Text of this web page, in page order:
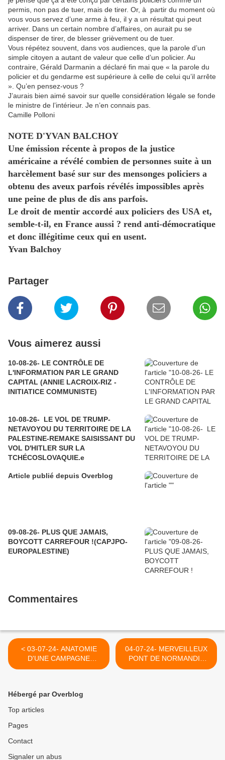
permis, non pas de tuer, mais de tirer. Or, à partir du moment où
vous vous servez d’une arme à feu, il y a un résultat qui peut
arriver. Dans un certain nombre d’affaires, on aurait pu se
dispenser de tirer, de blesser grièvement ou de tuer.
Vous répétez souvent, dans vos audiences, que la parole d’un
simple citoyen a autant de valeur que celle d’un policier. Au
contraire, Gérald Darmanin a déclaré fin mai que « la parole du
policier et du gendarme est supérieure à celle de celui qu’il arrête
». Qu’en pensez-vous ?
J’aurais bien aimé savoir sur quelle considération légale se fonde
le ministre de l’intérieur. Je n’en connais pas.
Camille Polloni
NOTE D'YVAN BALCHOY
Une émission récente à propos de la justice
américaine a révélé combien de personnes suite à un
harcèlement basé sur sur des mensonges policiers a
obtenu des aveux parfois révélés impossibles après
une peine de plus de dis ans parfois.
Le droit de mentir accordé aux policiers des USA et,
semble-t-il, en France aussi ? rend anti-démocratique
et donc illégitime ceux qui en usent.
Yvan Balchoy
Partager
Vous aimerez aussi
10-08-26- LE CONTRÔLE DE
L'INFORMATION PAR LE GRAND
CAPITAL (ANNIE LACROIX-RIZ -
INITIATICE COMMUNISTE)
10-08-26- LE VOL DE TRUMP-
NETAVOYOU DU TERRITOIRE DE LA
PALESTINE-REMAKE SAISISSANT DU
VOL D'HITLER SUR LA
TCHÉCOSLOVAQUIE.e
Article publié depuis Overblog
09-08-26- PLUS QUE JAMAIS,
BOYCOTT CARREFOUR !(CAPJPO-
EUROPALESTINE)
Commentaires
< 03-07-24- ANATOMIE
D'UNE CAMPAGNE
ISRAELIENNE DE
SOIR)
04-07-24- MERVEILLEUX
PONT DE NORMANDIE
(2009) >
Hébergé par Overblog
Top articles
Pages
Contact
Signaler un abus